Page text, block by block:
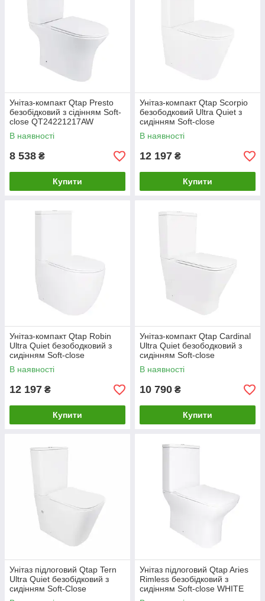
Унітаз-компакт Qtap Presto
безобідковий з сідінням Soft-
close QT24221217AW
В наявності
8 538 ₴
Купити
Унітаз-компакт Qtap Scorpio
безободковий Ultra Quiet з
сидінням Soft-close
QT14226088AW
В наявності
12 197 ₴
Купити
Унітаз-компакт Qtap Robin
Ultra Quiet безободковий з
сидінням Soft-close
QT13226089AW
В наявності
12 197 ₴
Купити
Унітаз-компакт Qtap Cardinal
Ultra Quiet безободковий з
сидінням Soft-close
QT04222168AUQ3W
В наявності
10 790 ₴
Купити
Унітаз підлоговий Qtap Tern
Ultra Quiet безобідковий з
сидінням Soft-Close
QT17226003AW White
Унітаз підлоговий Qtap Aries
Rimless безобідковий з
сидінням Soft-close WHITE
QT03228302W